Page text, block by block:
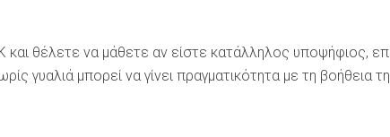
θέλετε να μάθετε αν είστε κατάλληλος υποψήφιος,
γυαλιά μπορεί να γίνει πραγματικότητα με τη βοήθεια